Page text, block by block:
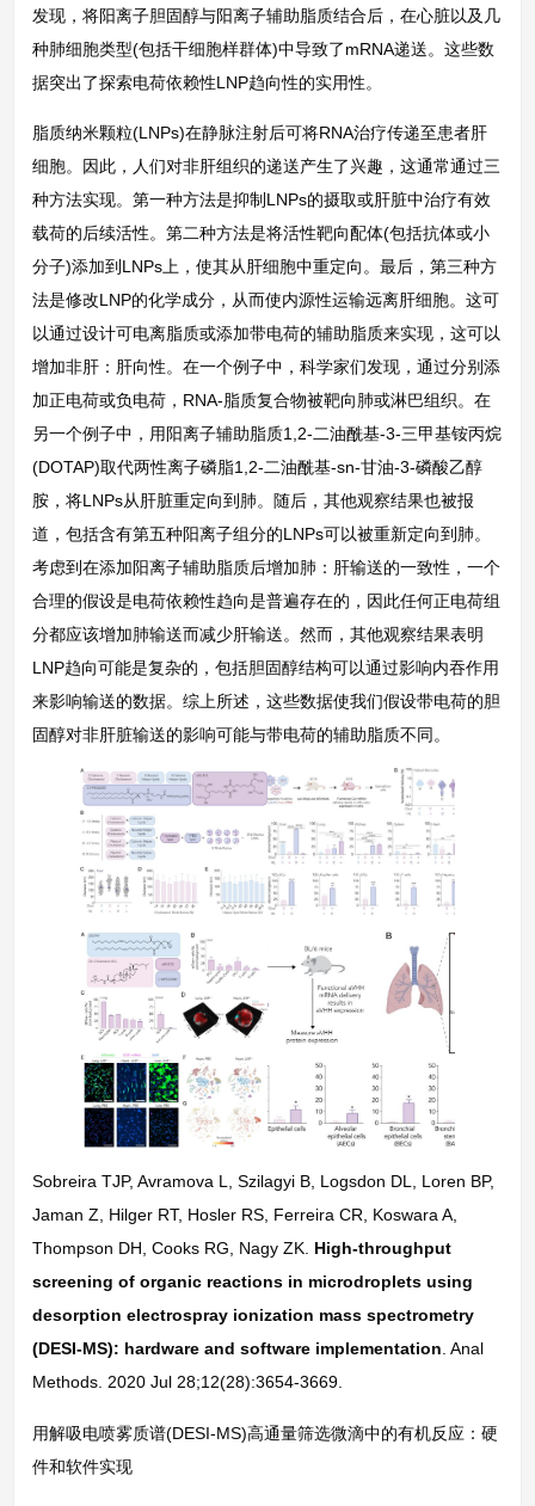
发现，将阳离子胆固醇与阳离子辅助脂质结合后，在心脏以及几
种肺细胞类型(包括干细胞样群体)中导致了mRNA递送。这些数
据突出了探索电荷依赖性LNP趋向性的实用性。
脂质纳米颗粒(LNPs)在静脉注射后可将RNA治疗传递至患者肝
细胞。因此，人们对非肝组织的递送产生了兴趣，这通常通过三
种方法实现。第一种方法是抑制LNPs的摄取或肝脏中治疗有效
载荷的后续活性。第二种方法是将活性靶向配体(包括抗体或小
分子)添加到LNPs上，使其从肝细胞中重定向。最后，第三种方
法是修改LNP的化学成分，从而使内源性运输远离肝细胞。这可
以通过设计可电离脂质或添加带电荷的辅助脂质来实现，这可以
增加非肝：肝向性。在一个例子中，科学家们发现，通过分别添
加正电荷或负电荷，RNA-脂质复合物被靶向肺或淋巴组织。在
另一个例子中，用阳离子辅助脂质1,2-二油酰基-3-三甲基铵丙烷
(DOTAP)取代两性离子磷脂1,2-二油酰基-sn-甘油-3-磷酸乙醇
胺，将LNPs从肝脏重定向到肺。随后，其他观察结果也被报
道，包括含有第五种阳离子组分的LNPs可以被重新定向到肺。
考虑到在添加阳离子辅助脂质后增加肺：肝输送的一致性，一个
合理的假设是电荷依赖性趋向是普遍存在的，因此任何正电荷组
分都应该增加肺输送而减少肝输送。然而，其他观察结果表明
LNP趋向可能是复杂的，包括胆固醇结构可以通过影响内吞作用
来影响输送的数据。综上所述，这些数据使我们假设带电荷的胆
固醇对非肝脏输送的影响可能与带电荷的辅助脂质不同。
Sobreira TJP, Avramova L, Szilagyi B, Logsdon DL, Loren BP,
Jaman Z, Hilger RT, Hosler RS, Ferreira CR, Koswara A,
Thompson DH, Cooks RG, Nagy ZK. High-throughput
screening of organic reactions in microdroplets using
desorption electrospray ionization mass spectrometry
(DESI-MS): hardware and software implementation. Anal
Methods. 2020 Jul 28;12(28):3654-3669.
用解吸电喷雾质谱(DESI-MS)高通量筛选微滴中的有机反应：硬
件和软件实现